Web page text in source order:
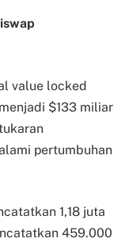
value locked
$133 miliar
pertumbuhan
1,18 juta
459.000